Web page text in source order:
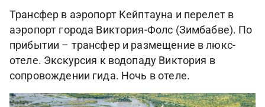
Трансфер в аэропорт Кейптауна и перелет в
аэропорт города Виктория-Фолс (Зимбабве). По
прибытии – трансфер и размещение в люкс-
отеле. Экскурсия к водопаду Виктория в
сопровождении гида. Ночь в отеле.